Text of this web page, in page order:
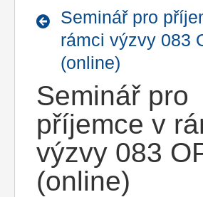
Seminář pro
rámci výzvy 083
(online)
Seminář pro
příjemce v
výzvy 083
(online)